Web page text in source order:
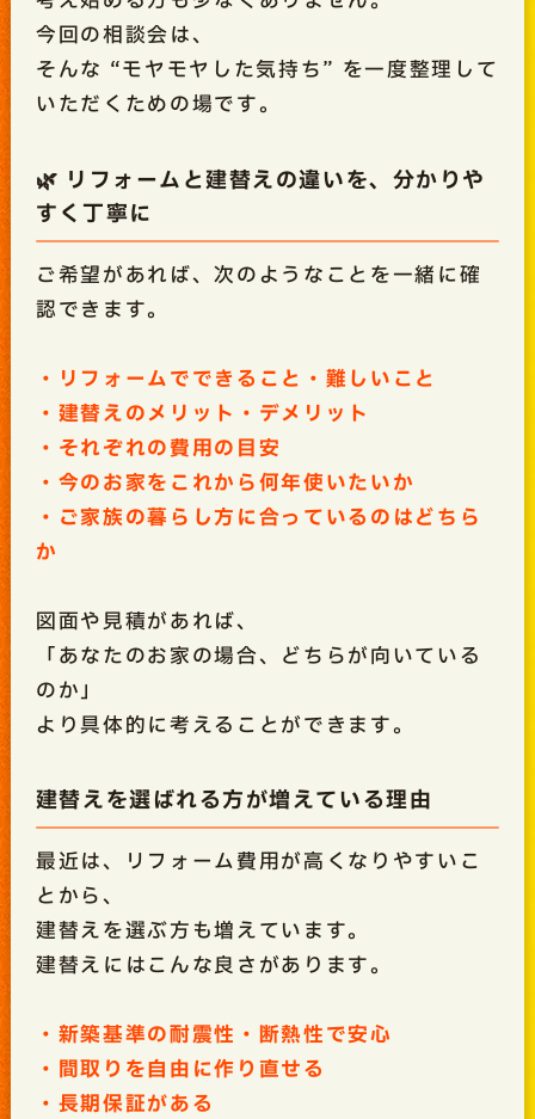
今回の相談会は、
そんな “モヤモヤした気持ち” を一度整理して
いただくための場です。
🌿 リフォームと建替えの違いを、分かりや
すく丁寧に
ご希望があれば、次のようなことを一緒に確
認できます。
・リフォームでできること・難しいこと
・建替えのメリット・デメリット
・それぞれの費用の目安
・今のお家をこれから何年使いたいか
・ご家族の暮らし方に合っているのはどちら
か
図面や見積があれば、
「あなたのお家の場合、どちらが向いている
のか」
より具体的に考えることができます。
建替えを選ばれる方が増えている理由
最近は、リフォーム費用が高くなりやすいこ
とから、
建替えを選ぶ方も増えています。
建替えにはこんな良さがあります。
・新築基準の耐震性・断熱性で安心
・間取りを自由に作り直せる
・長期保証がある